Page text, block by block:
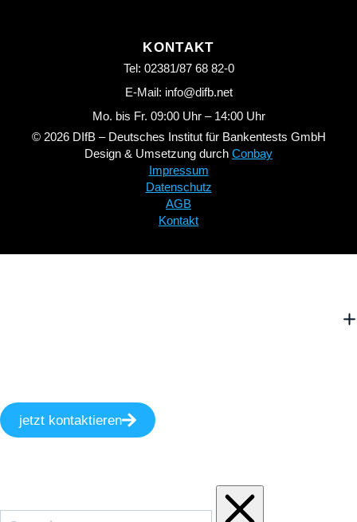
KONTAKT
Tel: 02381/87 68 82-0
E-Mail: info@difb.net
Mo. bis Fr. 09:00 Uhr – 14:00 Uhr
© 2026 DIfB – Deutsches Institut für Bankentests GmbH
Design & Umsetzung durch Conbay
Impressum
Datenschutz
AGB
Kontakt
jetzt kontaktieren